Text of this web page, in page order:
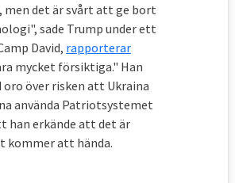
men det är svårt att ge bort
sade Trump under ett
David, rapporterar
mycket försiktiga." Han
över risken att Ukraina
använda Patriotsystemet
han erkände att det är
kommer att hända.